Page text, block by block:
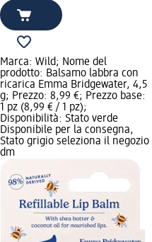
Marca: Wild; Nome del
prodotto: Balsamo labbra con
ricarica Emma Bridgewater, 4,5
g; Prezzo: 8,99 €; Prezzo base:
1 pz (8,99 € / 1 pz);
Disponibilità: Stato verde
Disponibile per la consegna,
Stato grigio seleziona il negozio
dm